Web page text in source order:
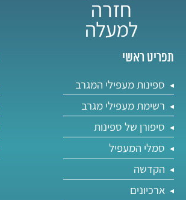
תפריט ראשי
ספינות מעפילי המגרב
רשימת מעפילי מגרב
סיפורן של ספינות
סמלי המעפיל
הקדשה
ארכיונים